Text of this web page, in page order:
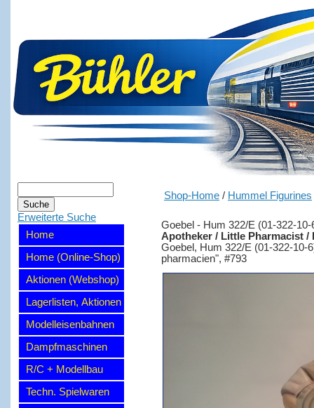
Erweiterte Suche
Home
Home (Online-Shop)
Aktionen (Webshop)
Lagerlisten, Aktionen
Modelleisenbahnen
Dampfmaschinen
R/C + Modellbau
Techn. Spielwaren
Shop-Home / Hummel Figurines
Goebel - Hum 322/E (01-322-10-
Apotheker / Little Pharmacist /
Goebel, Hum 322/E (01-322-10-
pharmacien", #793